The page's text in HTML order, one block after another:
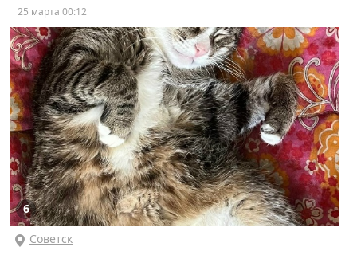
25 марта 00:12
6
Советск